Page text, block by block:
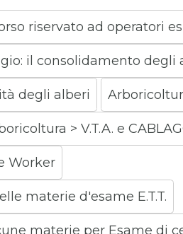
riservato ad operatori
il consolidamento degli
degli alberi
> V.T.A. e
Worker
materie d'esame E.T.T.
materie per Esame di